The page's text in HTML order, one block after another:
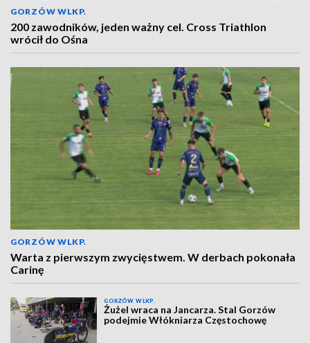
GORZÓW WLKP.
200 zawodników, jeden ważny cel. Cross Triathlon
wrócił do Ośna
GORZÓW WLKP.
Warta z pierwszym zwycięstwem. W derbach pokonała
Carinę
GORZÓW WLKP.
Żużel wraca na Jancarza. Stal Gorzów
podejmie Włókniarza Częstochowę